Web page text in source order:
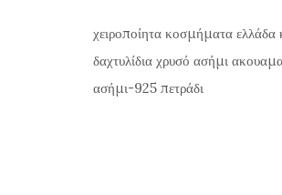
χειροποίητα κοσμήματα ελλάδα
δαχτυλίδια χρυσό ασήμι
ασήμι-925 πετράδι